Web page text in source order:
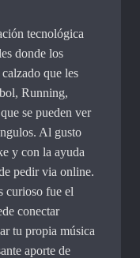
tecnológica
donde los
que les
Running,
se pueden ver
Al gusto
y con la ayuda
pedir via online.
curioso fue el
conectar
tu propia música
aporte de